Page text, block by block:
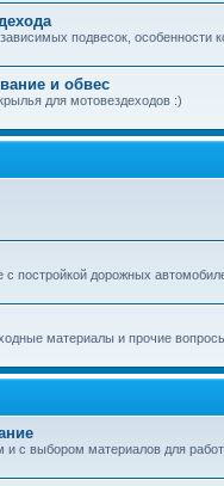
подвесок, особенности
и обвес
для мотовездеходов :)
постройкой дорожных
материалы и прочие
и с выбором материалов для